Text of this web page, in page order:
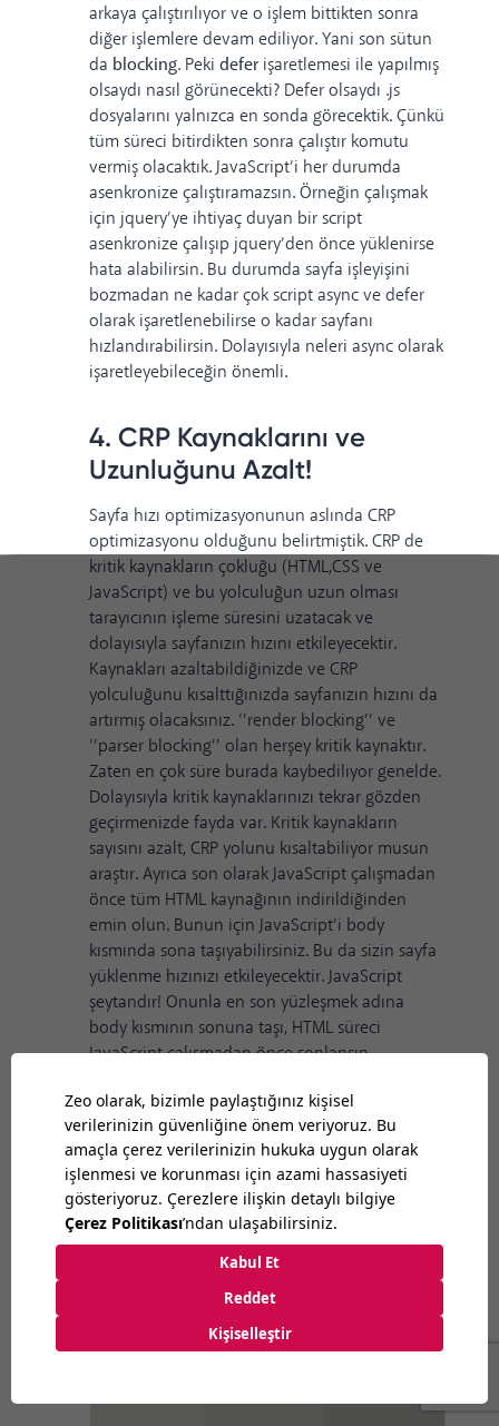
arkaya çalıştırılıyor ve o işlem bittikten sonra
diğer işlemlere devam ediliyor. Yani son sütun
da blocking. Peki defer işaretlemesi ile yapılmış
olsaydı nasıl görünecekti? Defer olsaydı .js
dosyalarını yalnızca en sonda görecektik. Çünkü
tüm süreci bitirdikten sonra çalıştır komutu
vermiş olacaktık. JavaScript’i her durumda
asenkronize çalıştıramazsın. Örneğin çalışmak
için jquery’ye ihtiyaç duyan bir script
asenkronize çalışıp jquery’den önce yüklenirse
hata alabilirsin. Bu durumda sayfa işleyişini
bozmadan ne kadar çok script async ve defer
olarak işaretlenebilirse o kadar sayfanı
hızlandırabilirsin. Dolayısıyla neleri async olarak
işaretleyebileceğin önemli.
4. CRP Kaynaklarını ve
Uzunluğunu Azalt!
Sayfa hızı optimizasyonunun aslında CRP
optimizasyonu olduğunu belirtmiştik. CRP de
kritik kaynakların çokluğu (HTML,CSS ve
JavaScript) ve bu yolculuğun uzun olması
tarayıcının işleme süresini uzatacak ve
dolayısıyla sayfanızın hızını etkileyecektir.
Kaynakları azaltabildiğinizde ve CRP
yolculuğunu kısalttığınızda sayfanızın hızını da
artırmış olacaksınız. ‘’render blocking’’ ve
‘’parser blocking’’ olan herşey kritik kaynaktır.
Zaten en çok süre burada kaybediliyor genelde.
Dolayısıyla kritik kaynaklarınızı tekrar gözden
geçirmenizde fayda var. Kritik kaynakların
sayısını azalt, CRP yolunu kısaltabiliyor musun
araştır. Ayrıca son olarak JavaScript çalışmadan
önce tüm HTML kaynağının indirildiğinden
emin olun. Bunun için JavaScript’i body
kısmında sona taşıyabilirsiniz. Bu da sizin sayfa
yüklenme hızınızı etkileyecektir. JavaScript
şeytandır! Onunla en son yüzleşmek adına
body kısmının sonuna taşı, HTML süreci
JavaScript çalışmadan önce sonlansın.
5. Resim Optimizasyonu
Sayfa hızını etkileyen en önemli
parametrelerden birisi de yüksek kalitedeki
resimler. Burada hem kullanıcıyı hem SEO’yu
aynı anda düşünmelisiniz. Aşağıdaki gibi bir
küçültme işlemi belki SEO performansını
artıracaktır ancak kullanıcıya sunduğunuz bu